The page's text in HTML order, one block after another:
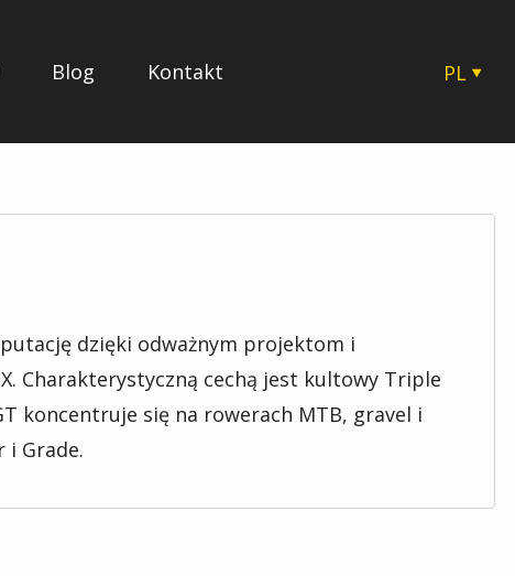
Blog Kontakt
PL
EN
HU
dzięki odważnym projektom i
Charakterystyczną cechą jest kultowy Triple
koncentruje się na rowerach MTB, gravel i
i Grade.